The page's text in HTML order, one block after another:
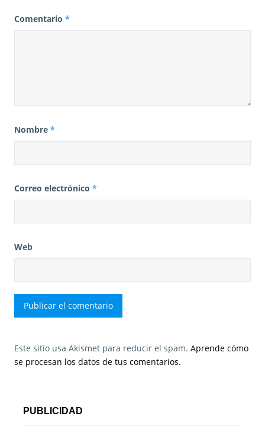
Comentario *
Nombre *
Correo electrónico *
Web
Este sitio usa Akismet para reducir el spam. Aprende cómo
se procesan los datos de tus comentarios.
PUBLICIDAD